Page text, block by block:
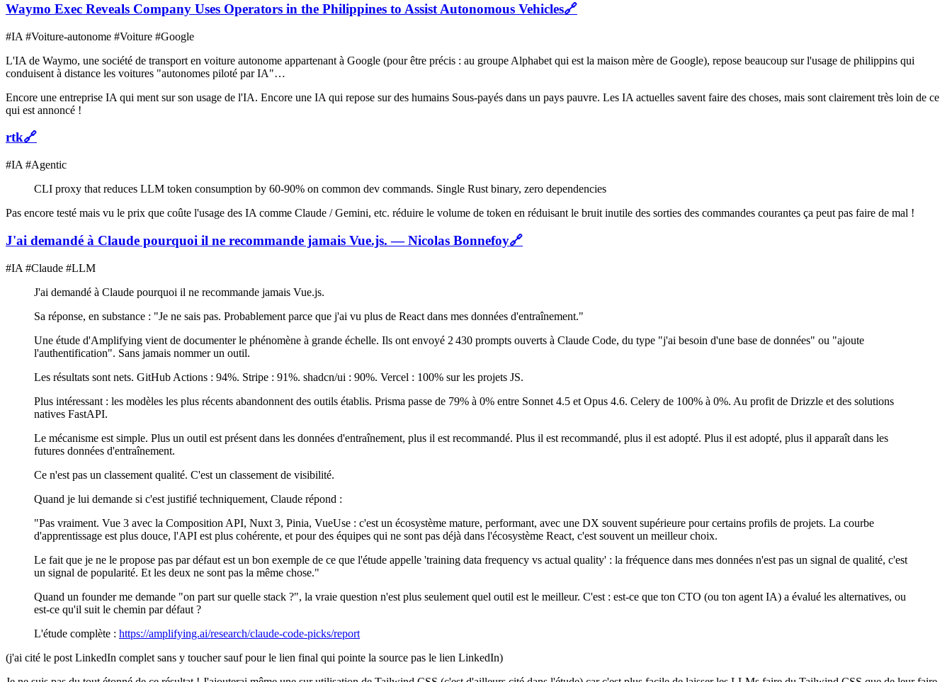
Waymo Exec Reveals Company Uses Operators in the Philippines to Assist Autonomous Vehicles🔗
#IA #Voiture-autonome #Voiture #Google
L'IA de Waymo, une société de transport en voiture autonome appartenant à Google (pour être précis : au groupe Alphabet qui est la maison mère de Google), repose beaucoup sur l'usage de philippins qui
conduisent à distance les voitures "autonomes piloté par IA"…
Encore une entreprise IA qui ment sur son usage de l'IA. Encore une IA qui repose sur des humains Sous-payés dans un pays pauvre. Les IA actuelles savent faire des choses, mais sont clairement très loin de ce
qui est annoncé !
rtk🔗
#IA #Agentic
CLI proxy that reduces LLM token consumption by 60-90% on common dev commands. Single Rust binary, zero dependencies
Pas encore testé mais vu le prix que coûte l'usage des IA comme Claude / Gemini, etc. réduire le volume de token en réduisant le bruit inutile des sorties des commandes courantes ça peut pas faire de mal !
J'ai demandé à Claude pourquoi il ne recommande jamais Vue.js. — Nicolas Bonnefoy🔗
#IA #Claude #LLM
J'ai demandé à Claude pourquoi il ne recommande jamais Vue.js.
Sa réponse, en substance : "Je ne sais pas. Probablement parce que j'ai vu plus de React dans mes données d'entraînement."
Une étude d'Amplifying vient de documenter le phénomène à grande échelle. Ils ont envoyé 2 430 prompts ouverts à Claude Code, du type "j'ai besoin d'une base de données" ou "ajoute
l'authentification". Sans jamais nommer un outil.
Les résultats sont nets. GitHub Actions : 94%. Stripe : 91%. shadcn/ui : 90%. Vercel : 100% sur les projets JS.
Plus intéressant : les modèles les plus récents abandonnent des outils établis. Prisma passe de 79% à 0% entre Sonnet 4.5 et Opus 4.6. Celery de 100% à 0%. Au profit de Drizzle et des solutions
natives FastAPI.
Le mécanisme est simple. Plus un outil est présent dans les données d'entraînement, plus il est recommandé. Plus il est recommandé, plus il est adopté. Plus il est adopté, plus il apparaît dans les
futures données d'entraînement.
Ce n'est pas un classement qualité. C'est un classement de visibilité.
Quand je lui demande si c'est justifié techniquement, Claude répond :
"Pas vraiment. Vue 3 avec la Composition API, Nuxt 3, Pinia, VueUse : c'est un écosystème mature, performant, avec une DX souvent supérieure pour certains profils de projets. La courbe
d'apprentissage est plus douce, l'API est plus cohérente, et pour des équipes qui ne sont pas déjà dans l'écosystème React, c'est souvent un meilleur choix.
Le fait que je ne le propose pas par défaut est un bon exemple de ce que l'étude appelle 'training data frequency vs actual quality' : la fréquence dans mes données n'est pas un signal de qualité, c'est
un signal de popularité. Et les deux ne sont pas la même chose."
Quand un founder me demande "on part sur quelle stack ?", la vraie question n'est plus seulement quel outil est le meilleur. C'est : est-ce que ton CTO (ou ton agent IA) a évalué les alternatives, ou
est-ce qu'il suit le chemin par défaut ?
L'étude complète : https://amplifying.ai/research/claude-code-picks/report
(j'ai cité le post LinkedIn complet sans y toucher sauf pour le lien final qui pointe la source pas le lien LinkedIn)